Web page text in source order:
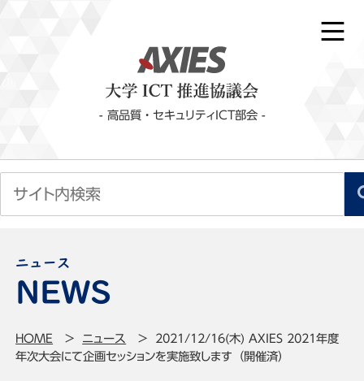
- 高品質・セキュリティICT部会 -
ニュース
HOME ニュース
2021/12/16(木) AXIES 2021年度
年次大会にて企画セッションを実施致します（開催済）